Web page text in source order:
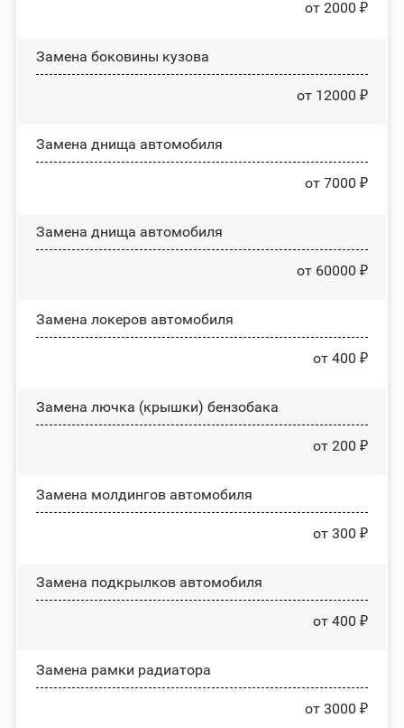
от 2000 ₽
Замена боковины кузова
от 12000 ₽
Замена днища автомобиля
от 7000 ₽
Замена днища автомобиля
от 60000 ₽
Замена лoĸepoв автомобиля
от 400 ₽
Замена лючка (крышки) бензобака
от 200 ₽
Замена молдингов автомобиля
от 300 ₽
Замена пoдĸpылĸoв автомобиля
от 400 ₽
Замена рамки радиатора
от 3000 ₽